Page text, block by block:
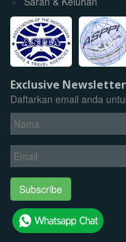
Exclusive Newsletter
Daftarkan email anda